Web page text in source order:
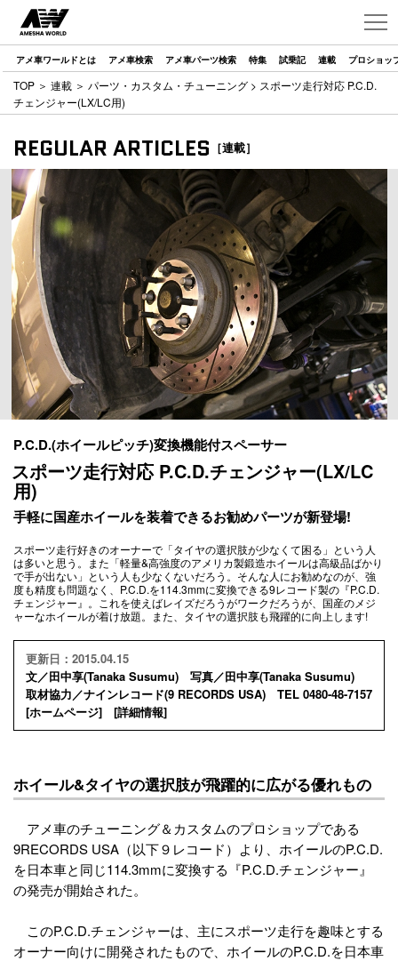
アメ車ワールドとは アメ車検索 アメ車パーツ検索 特集 試乗記 連載 プロショッ
TOP ＞ 連載 ＞ パーツ・カスタム・チューニング > スポーツ走行対応 P.C.D.
チェンジャー(LX/LC用)
REGULAR ARTICLES ［連載］
P.C.D.(ホイールピッチ)変換機能付スペーサー
スポーツ走行対応 P.C.D.チェンジャー(LX/LC
用)
手軽に国産ホイールを装着できるお勧めパーツが新登場!
スポーツ走行好きのオーナーで「タイヤの選択肢が少なくて困る」という人
は多いと思う。また「軽量&高強度のアメリカ製鍛造ホイールは高級品ばかり
で手が出ない」という人も少なくないだろう。そんな人にお勧めなのが、強
度も精度も問題なく、P.C.D.を114.3mmに変換できる9レコード製の『P.C.D.
チェンジャー』。これを使えばレイズだろうがワークだろうが、国産のメジ
ャーなホイールが着け放題。また、タイヤの選択肢も飛躍的に向上します!
更新日：2015.04.15
文／田中享(Tanaka Susumu) 写真／田中享(Tanaka Susumu)
取材協力／ナインレコード(9 RECORDS USA) TEL 0480-48-7157
[ホームページ] [詳細情報]
ホイール&タイヤの選択肢が飛躍的に広がる優れもの
アメ車のチューニング＆カスタムのプロショップである
9RECORDS USA（以下９レコード）より、ホイールのP.C.D.
を日本車と同じ114.3mmに変換する『P.C.D.チェンジャー』
の発売が開始された。
このP.C.D.チェンジャーは、主にスポーツ走行を趣味とする
オーナー向けに開発されたもので、ホイールのP.C.D.を日本車